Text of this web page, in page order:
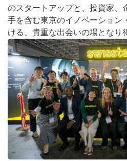
のスタートアップと、投資家、
手を含む東京のイノベーション
ける、貴重な出会いの場となり